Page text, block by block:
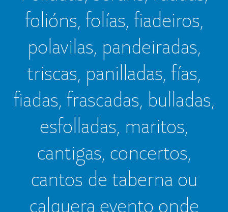
folións, folías, fiadeiros,
polavilas, pandeiradas,
triscas, panilladas, fías,
fiadas, frascadas, bulladas,
esfolladas, maritos,
cantigas, concertos,
cantos de taberna ou
calquera evento onde